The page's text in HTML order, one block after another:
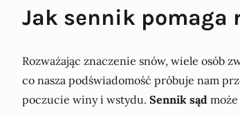
Jak sennik pomaga
Rozważając znaczenie snów, wiele osób
co nasza podświadomość próbuje nam
poczucie winy i wstydu. Sennik sąd